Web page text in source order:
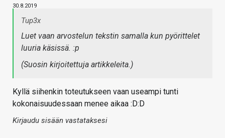
30.8.2019
Tup3x
Luet vaan arvostelun tekstin samalla kun pyörittelet
luuria käsissä. :p
(Suosin kirjoitettuja artikkeleita.)
Kyllä siihenkin toteutukseen vaan useampi tunti
kokonaisuudessaan menee aikaa :D:D
Kirjaudu sisään vastataksesi